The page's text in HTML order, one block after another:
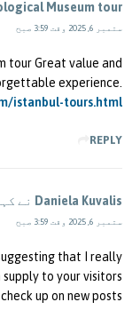
Museum tour
ستمبر 6, 2025 وقت 3:59 صبح
tour Great value and
experience.
istanbul-tours.html
REPLY
Daniela Kuvalis نے
ستمبر 6, 2025 وقت 3:59 صبح
that I really
to your visitors
up on new posts